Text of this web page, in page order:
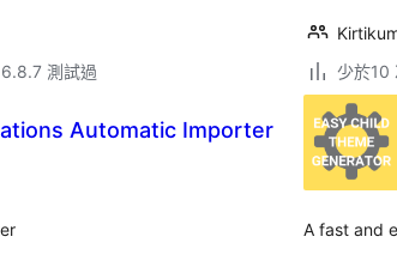
測試過
少於10
Automatic Importer
A fast and